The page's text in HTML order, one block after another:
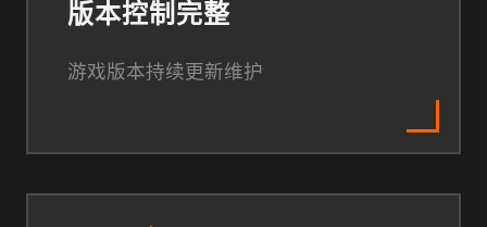
版本控制完整
游戏版本持续更新维护